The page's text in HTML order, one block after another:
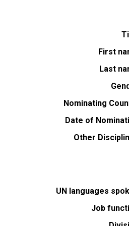
First
Last
Nominating
Date of
Other
UN languages
Job